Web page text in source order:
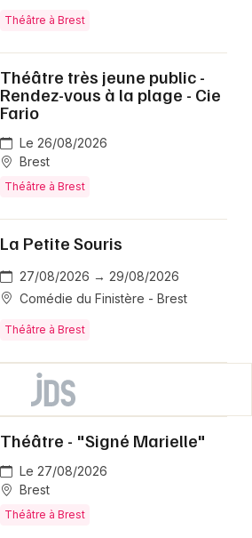
Théâtre à Brest
Théâtre très jeune public -
Rendez-vous à la plage - Cie
Fario
Le 26/08/2026
Brest
Théâtre à Brest
La Petite Souris
27/08/2026 → 29/08/2026
Comédie du Finistère - Brest
Théâtre à Brest
Théâtre - "Signé Marielle"
Le 27/08/2026
Brest
Théâtre à Brest